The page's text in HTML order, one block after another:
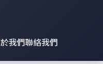
我們聯絡我們